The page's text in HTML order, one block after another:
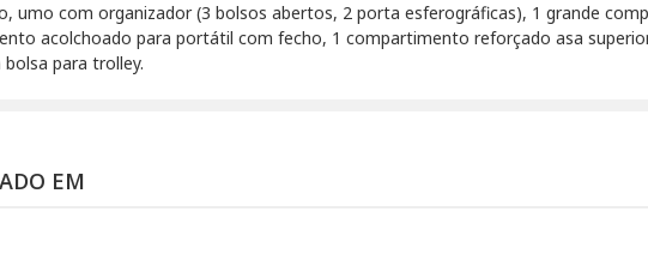
umo com organizador (3 bolsos abertos, 2 porta esferográficas), 1 grande
acolchoado para portátil com fecho, 1 compartimento reforçado asa
para trolley.
EM